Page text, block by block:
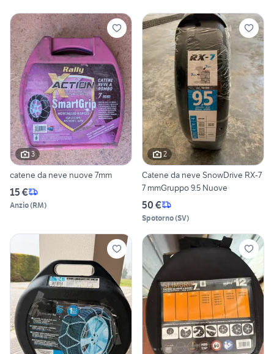
3
catene da neve nuove 7mm
15 €
Anzio(RM)
2
Catene da neve SnowDrive RX-7
7 mmGruppo 9.5 Nuove
50 €
Spotorno(SV)